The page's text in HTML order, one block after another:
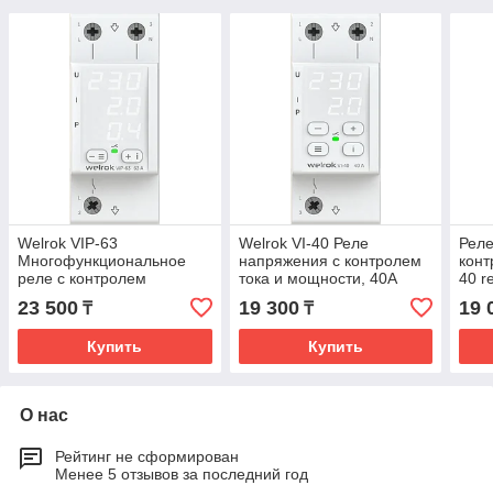
Welrok VIP-63
Многофункциональное
реле с контролем
напряжения, тока и
мощности, 63А
23 500 ₸
Купить
Welrok VI-40 Реле
напряжения с контролем
тока и мощности, 40А
19 300₸
Купить
40
19
О нас
Рейтинг не сформирован
Менее 5 отзывов за последний год